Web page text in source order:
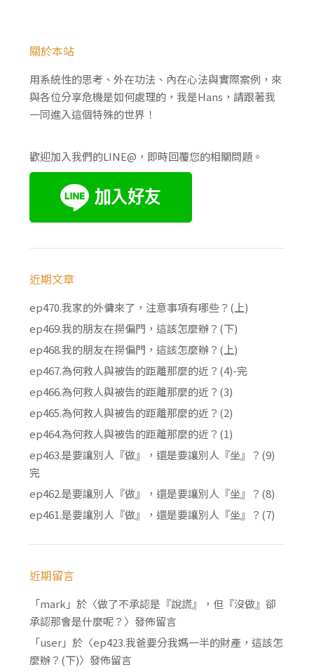
關於本站
用系統性的思考、外在功法、內在心法與實際案例，來
與各位分享危機是如何處理的，我是Hans，請跟著我
一同進入這個特殊的世界！
歡迎加入我們的LINE@，即時回覆您的相關問題。
近期文章
ep470.我家的外傭來了，注意事項有哪些？(上)
ep469.我的朋友在撈偏門，這該怎麼辦？(下)
ep468.我的朋友在撈偏門，這該怎麼辦？(上)
ep467.為何救人與被告的距離那麼的近？(4)-完
ep466.為何救人與被告的距離那麼的近？(3)
ep465.為何救人與被告的距離那麼的近？(2)
ep464.為何救人與被告的距離那麼的近？(1)
ep463.是要讓別人『做』，還是要讓別人『坐』？(9)
完
ep462.是要讓別人『做』，還是要讓別人『坐』？(8)
ep461.是要讓別人『做』，還是要讓別人『坐』？(7)
近期留言
「mark 」於〈做了不承認是『說謊』，但『沒做』卻
承認那會是什麼呢？ 〉發佈留言
「user」於〈ep423.我爸要分我媽一半的財產，這該怎
麼辦？(下)〉發佈留言